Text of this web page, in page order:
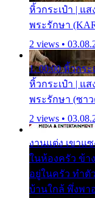
หิ้วกระเป๋า | แส
พระรักษา
2 views •
1. 00:00 หิ้วกระ
หิ้วกระเป๋า | แส
พระรักษา (ซา
2 views •
งานแต่ง เขาแ
ในห้องครัว ข้า
อยู่ในครัว ทำตั
บ้านใกล้ พึ่งพา